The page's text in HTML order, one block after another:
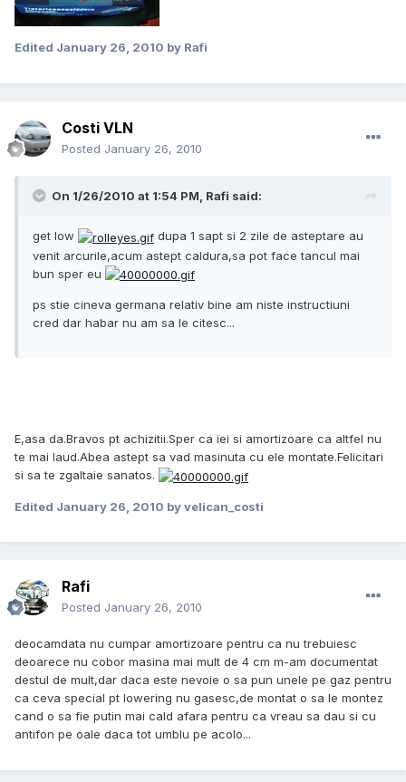
Edited January 26, 2010 by Rafi
Costi VLN
Posted January 26, 2010
On 1/26/2010 at 1:54 PM, Rafi said:
get low
dupa 1 sapt si 2 zile de asteptare au
venit arcurile,acum astept caldura,sa pot face tancul mai
bun sper eu
ps stie cineva germana relativ bine am niste instructiuni
cred dar habar nu am sa le citesc...
E,asa da.Bravos pt achizitii.Sper ca iei si amortizoare ca altfel nu
te mai laud.Abea astept sa vad masinuta cu ele montate.Felicitari
si sa te zgaltaie sanatos.
Edited January 26, 2010 by velican_costi
Rafi
Posted January 26, 2010
deocamdata nu cumpar amortizoare pentru ca nu trebuiesc
deoarece nu cobor masina mai mult de 4 cm m-am documentat
destul de mult,dar daca este nevoie o sa pun unele pe gaz pentru
ca ceva special pt lowering nu gasesc,de montat o sa le montez
cand o sa fie putin mai cald afara pentru ca vreau sa dau si cu
antifon pe oale daca tot umblu pe acolo...